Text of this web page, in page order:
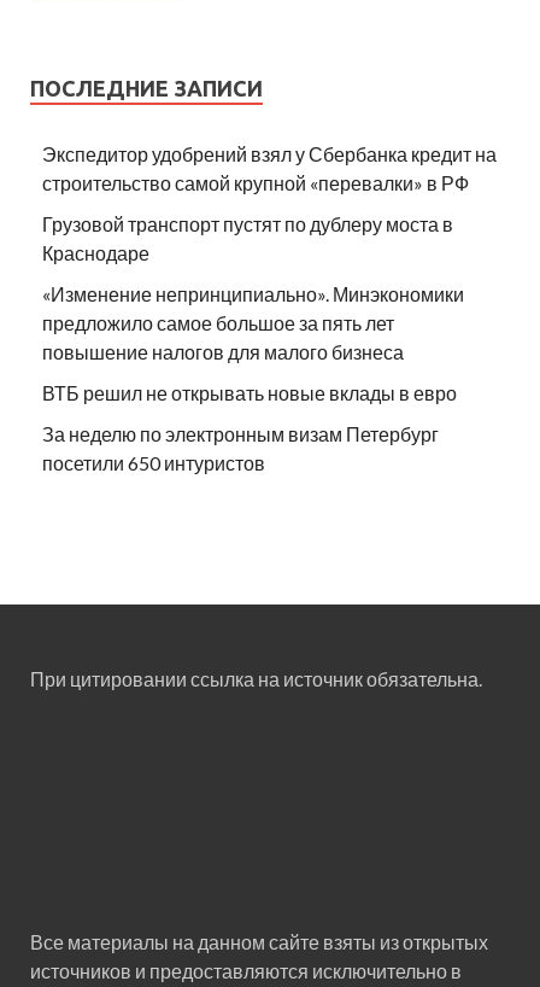
ПОСЛЕДНИЕ ЗАПИСИ
Экспедитор удобрений взял у Сбербанка кредит на
строительство самой крупной «перевалки» в РФ
Грузовой транспорт пустят по дублеру моста в
Краснодаре
«Изменение непринципиально». Минэкономики
предложило самое большое за пять лет
повышение налогов для малого бизнеса
ВТБ решил не открывать новые вклады в евро
За неделю по электронным визам Петербург
посетили 650 интуристов
При цитировании ссылка на источник обязательна.
Все материалы на данном сайте взяты из открытых
источников и предоставляются исключительно в